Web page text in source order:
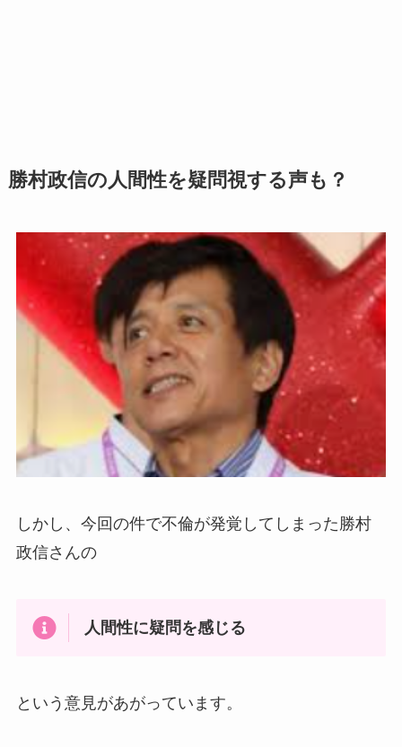
勝村政信の人間性を疑問視する声も？
しかし、今回の件で不倫が発覚してしまった勝村
政信さんの
人間性に疑問を感じる
という意見があがっています。